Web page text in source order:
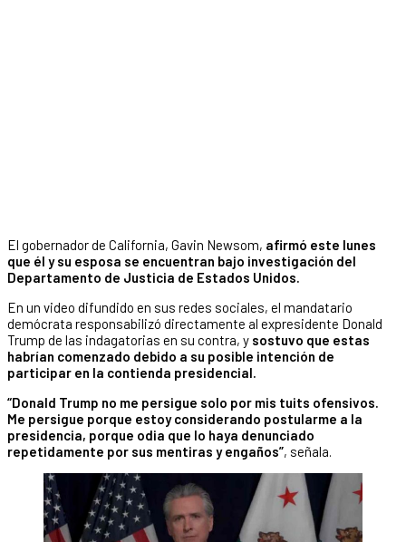
El gobernador de California, Gavin Newsom, afirmó este lunes
que él y su esposa se encuentran bajo investigación del
Departamento de Justicia de Estados Unidos.
En un video difundido en sus redes sociales, el mandatario
demócrata responsabilizó directamente al expresidente Donald
Trump de las indagatorias en su contra, y sostuvo que estas
habrían comenzado debido a su posible intención de
participar en la contienda presidencial.
“Donald Trump no me persigue solo por mis tuits ofensivos.
Me persigue porque estoy considerando postularme a la
presidencia, porque odia que lo haya denunciado
repetidamente por sus mentiras y engaños”, señala.